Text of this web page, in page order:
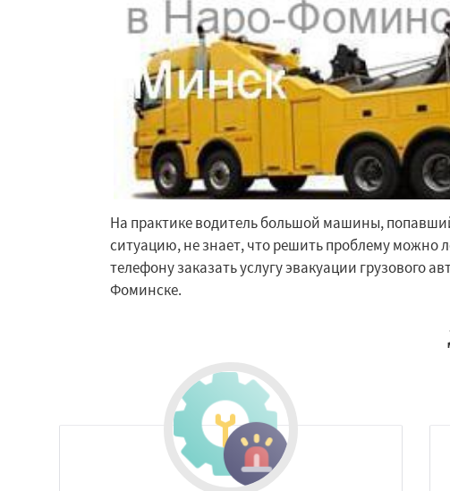
Щелково
Электрогорск
Электроугли
Яхрома
Бобров Богородское
Быково Вербилки
На практике водитель большой машины,
ситуацию, не знает, что решить проблему можно
телефону заказать услугу эвакуации грузового
Фоминске.